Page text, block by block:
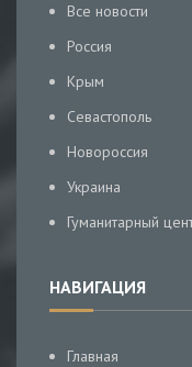
Все новости
Россия
Крым
Севастополь
Новороссия
Украина
Гуманитарный
НАВИГАЦИЯ
Главная